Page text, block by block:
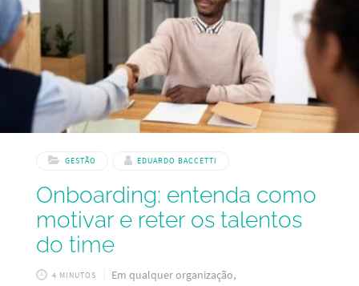
GESTÃO EDUARDO BACCETTI
Onboarding: entenda como
motivar e reter os talentos
do time
4 MINUTOS
Em qualquer organização,